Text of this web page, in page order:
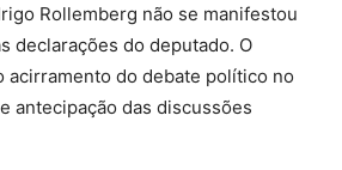
Rollemberg não se manifestou
declarações do deputado. O
acirramento do debate político no
antecipação das discussões